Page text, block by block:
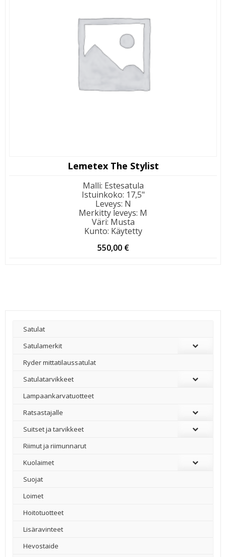
Lemetex The Stylist
Malli: Estesatula
Istuinkoko: 17,5"
Leveys: N
Merkitty leveys: M
Väri: Musta
Kunto: Käytetty
550,00 €
Satulat
Satulamerkit
Ryder mittatilaussatulat
Satulatarvikkeet
–
Lampaankarvatuotteet
Ratsastajalle
Suitset ja tarvikkeet
Riimut ja riimunnarut
Kuolaimet
Suojat
Loimet
Hoitotuotteet
Lisäravinteet
Hevostaide